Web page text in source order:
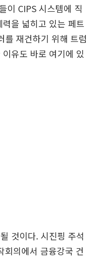
이 CIPS 시스템에 직
을 넓히고 있는 페트
를 재건하기 위해 트럼
유도 바로 여기에 있
것이다. 시진핑 주석
의에서 금융강국 건